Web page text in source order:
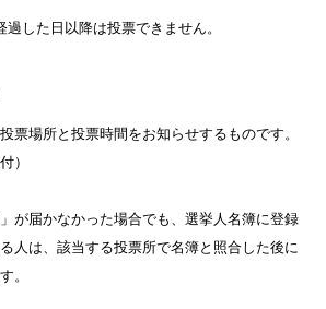
した日以降は投票できません。
票場所と投票時間をお知らせするものです。
）
が届かなかった場合でも、選挙人名簿に登録
人は、該当する投票所で名簿と照合した後に
。